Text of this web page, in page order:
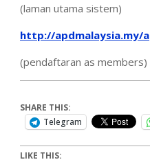
(laman utama sistem)
http://apdmalaysia.my/
(pendaftaran as members)
SHARE THIS:
Telegram
LIKE THIS: